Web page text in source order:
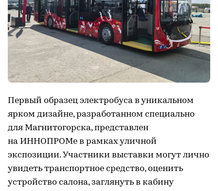
Первый образец электробуса в уникальном
ярком дизайне, разработанном специально
для Магнитогорска, представлен
на ИННОПРОМе в рамках уличной
экспозиции. Участники выставки могут лично
увидеть транспортное средство, оценить
устройство салона, заглянуть в кабину